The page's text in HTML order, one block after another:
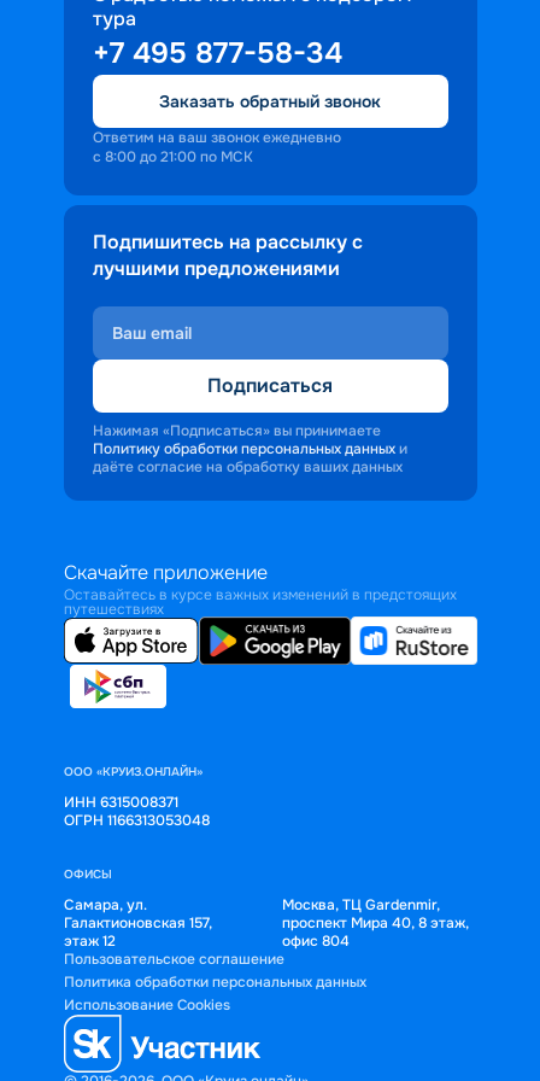
доброжелательность и заинтересованность
персонала корабля в каждом госте.
Ступая на борт теплохода, пассажиры
попадают в совершенно иную атмосферу,
где властвует тяга к приключениям и
открытиям.
тура
+7 495 877-58-34
Заказать обратный звонок
Ответим на ваш звонок ежедневно
с 8:00 до 21:00 по МСК
Подпишитесь на рассылку с
лучшими предложениями
Подписаться
Нажимая «Подписаться» вы принимаете
Политику обработки персональных данных и
даёте согласие на обработку ваших данных
Скачайте приложение
Оставайтесь в курсе важных изменений в предстоящих
путешествиях
ООО «КРУИЗ.ОНЛАЙН»
ИНН 6315008371
ОГРН 1166313053048
ОФИСЫ
Самара, ул.
Галактионовская 157,
этаж 12
Москва, ТЦ Gardenmir,
проспект Мира 40, 8 этаж,
офис 804
Пользовательское соглашение
Политика обработки персональных данных
Использование Cookies